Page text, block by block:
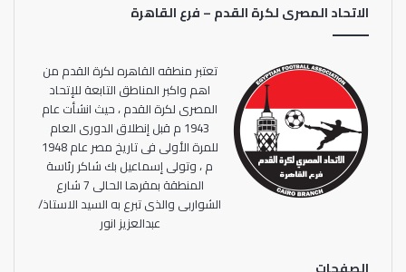
المجموعة الأولي
ويلتقي في الاسبوع الاول، كفر العلو مع شرق حلوان، والطائرات
مع عرب غنيم، وحلوان القبلية مع حلوان البلد ، ومنشية حلوان
مع نشء العمال، والمجموعات العلمية مع حدائق حلوان.
المجموعة الثانية
ويتقابل في الجولة الاولي للمجموعة، منشية ناصر مع عين
الصيرة، وشباب المعصرة مع النوبي، وشباب المعادي مع
اسمنت حلوان، والخالدين مع شباب حلوان الجديدة، وزهراء حلوان
الاتحاد المصرى لكرة القدم – فرع القاهرة
تعتبر منطقه القاهره لكرة القدم من
اهم واكبر المناطق التابعة للإتحاد
المصرى لكرة القدم ، حيث انشأت عام
1943 م قبل إنطلاق الدورى العام
للمرة الأولى فى تاريخ مصر عام 1948
م ، وتولى إسماعيل بك شاكر رئاسة
المنطقة بمقرها الحالى 7 شارع
الشواربى والذى تبرع به السيد الاستاذ/
عبدالعزيز انور